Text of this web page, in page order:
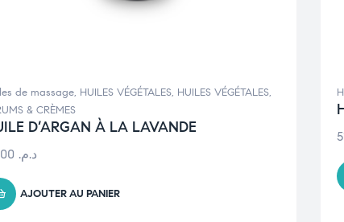
de massage, HUILES VÉGÉTALES, HUILES VÉGÉTALES,
& CRÈMES
D’ARGAN À LA LAVANDE
د.م.
AJOUTER AU PANIER